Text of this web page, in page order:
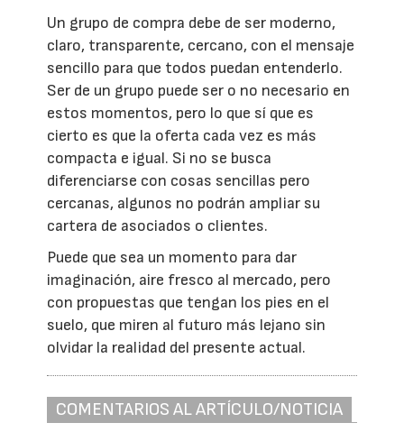
Un grupo de compra debe de ser moderno,
claro, transparente, cercano, con el mensaje
sencillo para que todos puedan entenderlo.
Ser de un grupo puede ser o no necesario en
estos momentos, pero lo que sí que es
cierto es que la oferta cada vez es más
compacta e igual. Si no se busca
diferenciarse con cosas sencillas pero
cercanas, algunos no podrán ampliar su
cartera de asociados o clientes.
Puede que sea un momento para dar
imaginación, aire fresco al mercado, pero
con propuestas que tengan los pies en el
suelo, que miren al futuro más lejano sin
olvidar la realidad del presente actual.
COMENTARIOS AL ARTÍCULO/NOTICIA